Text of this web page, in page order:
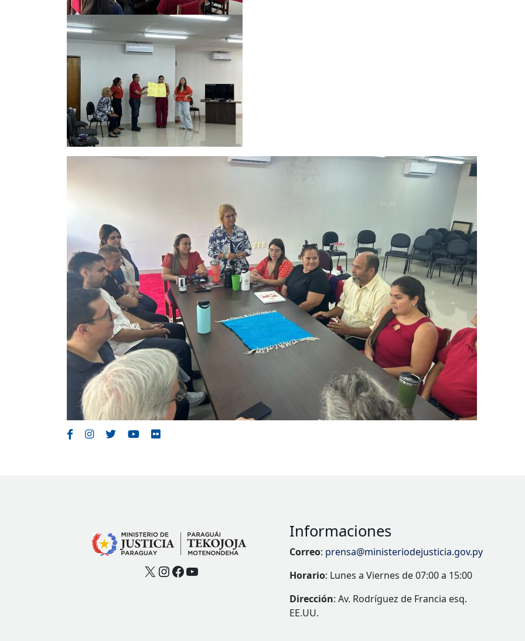
X Instagram
Facebook
YouTube
Informaciones
Correo: prensa@ministeriodejusticia.gov.py
Horario: Lunes a Viernes de 07:00 a 15:00
Dirección: Av. Rodríguez de Francia esq.
EE.UU.